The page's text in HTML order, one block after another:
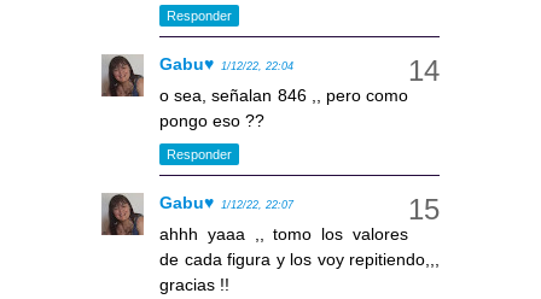
Responder
Gabu♥ 1/12/22, 22:04
o sea, señalan 846 ,, pero como
pongo eso ??
Responder
Gabu♥ 1/12/22, 22:07
ahhh yaaa ,, tomo los valores
de cada figura y los voy repitiendo,,,
gracias !!